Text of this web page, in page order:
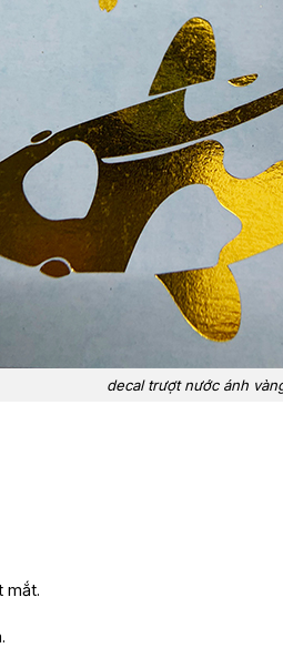
decal trượt nước ánh
mắt.